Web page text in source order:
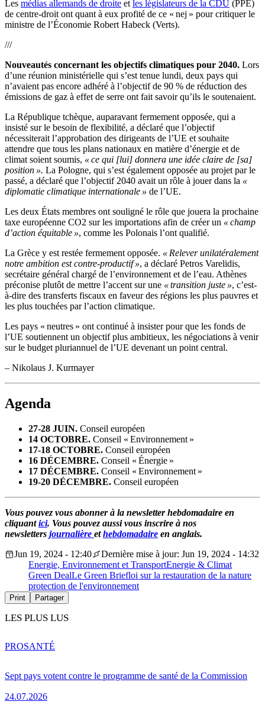
Les médias allemands de droite et les législateurs de la CDU (PPE)
de centre-droit ont quant à eux profité de ce « nej » pour critiquer le
ministre de l’Économie Robert Habeck (Verts).
///
Nouveautés concernant les objectifs climatiques pour 2040. Lors
d’une réunion ministérielle qui s’est tenue lundi, deux pays qui
n’avaient pas encore adhéré à l’objectif de 90 % de réduction des
émissions de gaz à effet de serre ont fait savoir qu’ils le soutenaient.
La République tchèque, auparavant fermement opposée, qui a
insisté sur le besoin de flexibilité, a déclaré que l’objectif
nécessiterait l’approbation des dirigeants de l’UE et souhaite
attendre que tous les plans nationaux en matière d’énergie et de
climat soient soumis, « ce qui [lui] donnera une idée claire de [sa]
position ». La Pologne, qui s’est également opposée au projet par le
passé, a déclaré que l’objectif 2040 avait un rôle à jouer dans la «
diplomatie climatique internationale » de l’UE.
Les deux États membres ont souligné le rôle que jouera la prochaine
taxe européenne CO2 sur les importations afin de créer un « champ
d’action équitable », comme les Polonais l’ont qualifié.
La Grèce y est restée fermement opposée. « Relever unilatéralement
notre ambition est contre-productif », a déclaré Petros Varelidis,
secrétaire général chargé de l’environnement et de l’eau. Athènes
préconise plutôt de mettre l’accent sur une « transition juste », c’est-
à-dire des transferts fiscaux en faveur des régions les plus pauvres et
les plus touchées par l’action climatique.
Les pays « neutres » ont continué à insister pour que les fonds de
l’UE soutiennent un objectif plus ambitieux, les négociations à venir
sur le budget pluriannuel de l’UE devenant un point central.
– Nikolaus J. Kurmayer
Agenda
27-28 JUIN. Conseil européen
14 OCTOBRE. Conseil « Environnement »
17-18 OCTOBRE. Conseil européen
16 DÉCEMBRE. Conseil « Énergie »
17 DÉCEMBRE. Conseil « Environnement »
19-20 DÉCEMBRE. Conseil européen
Vous pouvez vous abonner à la newsletter hebdomadaire en
cliquantici. Vous pouvez aussi vous inscrire à nos
newsletters journalière ethebdomadaire en anglais.
Jun 19, 2024 - 12:40
Dernière mise à jour: Jun 19, 2024 - 14:32
Energie, Environnement et TransportEnergie & Climat
Green DealLe Green Briefloi sur la restauration de la nature
protection de l'environnement
Print Partager
LES PLUS LUS
Sept pays votent contre le programme de santé de la Commission
24.07.2026
PROSANTÉ